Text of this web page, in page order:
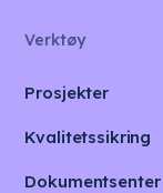
Verktøy
Prosjekter
Kvalitetssikring
Dokumentsenter